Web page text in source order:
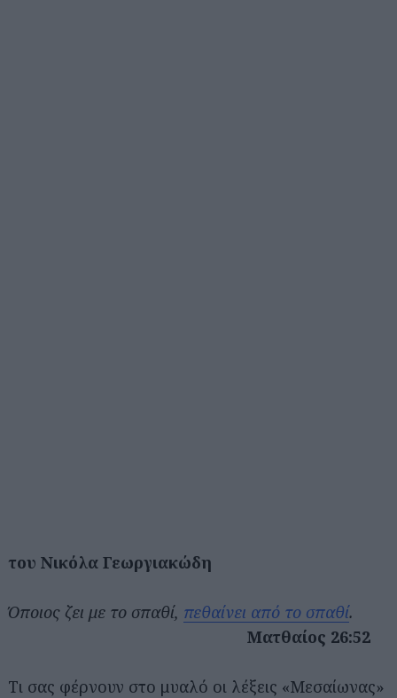
του Νικόλα Γεωργιακώδη
Όποιος ζει με το σπαθί, πεθαίνει από το σπαθί.
Ματθαίος 26:52
Τι σας φέρνουν στο μυαλό οι λέξεις «Μεσαίωνας»